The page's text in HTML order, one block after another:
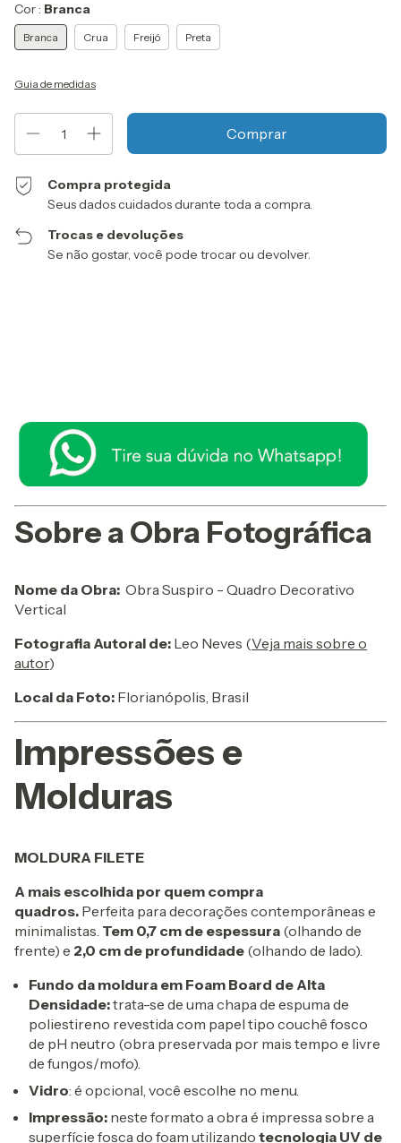
Cor : Branca
Branca Crua Freijó Preta
Guia de medidas
Compra protegida
Seus dados cuidados durante toda a compra.
Trocas e devoluções
Se não gostar, você pode trocar ou devolver.
Sobre a Obra Fotográfica
Nome da Obra: Obra Suspiro - Quadro Decorativo
Vertical
Fotografia Autoral de: Leo Neves (Veja mais sobre o
autor)
Local da Foto: Florianópolis, Brasil
Impressões e
Molduras
MOLDURA FILETE
A mais escolhida por quem compra
quadros. Perfeita para decorações contemporâneas e
minimalistas. Tem 0,7 cm de espessura (olhando de
frente) e 2,0 cm de profundidade (olhando de lado).
Fundo da moldura em Foam Board de Alta
Densidade:trata-se de uma chapa de espuma de
poliestireno revestida com papel tipo couchê fosco
de pH neutro (obra preservada por mais tempo e livre
de fungos/mofo).
Vidro: é opcional, você escolhe no menu.
Impressão: neste formato a obra é impressa sobre a
superfície fosca do foam utilizando tecnologia UV de